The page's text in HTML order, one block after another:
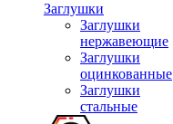
Заглушки
Заглушки
нержавеющие
Заглушки
оцинкованные
Заглушки
стальные